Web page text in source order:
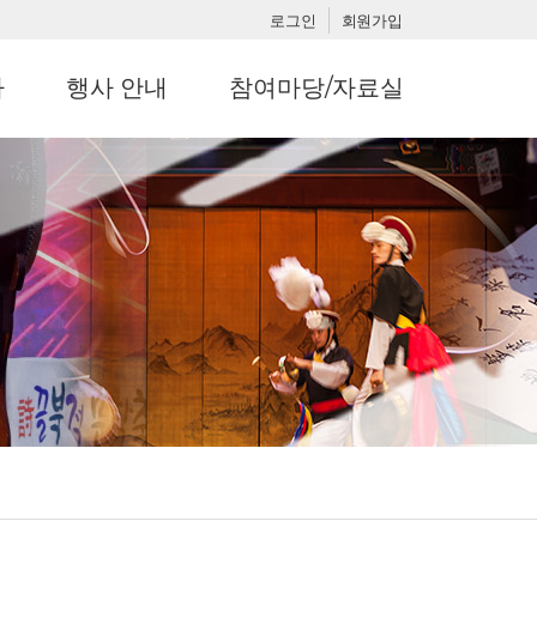
로그인 회원가입
행사 안내 참여마당/자료실